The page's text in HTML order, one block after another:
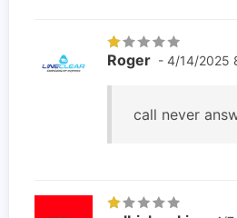
Roger - 4/14/2025
call never